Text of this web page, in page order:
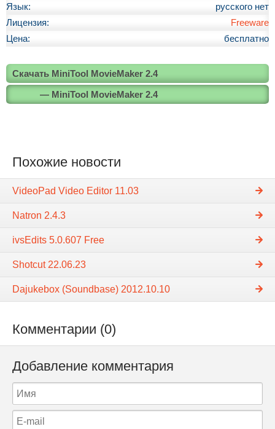
Язык:
русского нет
Лицензия:
Freeware
Цена:
бесплатно
Скачать MiniTool MovieMaker 2.4
— MiniTool MovieMaker 2.4
Похожие новости
VideoPad Video Editor 11.03
Natron 2.4.3
ivsEdits 5.0.607 Free
Shotcut 22.06.23
Dajukebox (Soundbase) 2012.10.10
Комментарии (0)
Добавление комментария